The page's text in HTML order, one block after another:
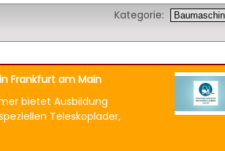
Kategorie:
Frankfurt am Main
bietet Ausbildung
Teleskoplader,